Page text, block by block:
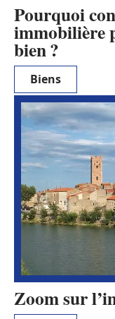
Pourquoi
immobilière
bien ?
Biens
Zoom sur